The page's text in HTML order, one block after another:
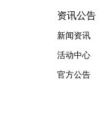
资讯公告
新闻资讯
活动中心
官方公告